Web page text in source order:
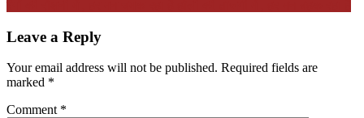
navigation
Leave a Reply
Your email address will not be published. Required fields are
marked *
Comment *